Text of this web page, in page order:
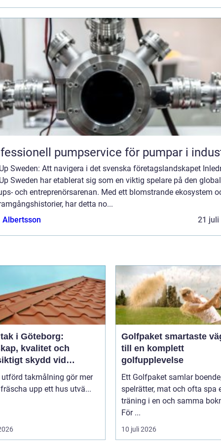
pumpservice för pumpar i
Sweden: Att navigera i det svenska företagslandskapet
Sweden har etablerat sig som en viktig spelare på den
och entreprenörsarenan. Med ett blomstrande ekosystem
har detta no...
Albertsson
21 juli
i Göteborg:
kvalitet och
skydd vid
i Göteborg
utförd takmålning gör mer
upp ett hus utvä...
Golfpaket smartaste vägen
till en komplett
golfupplevelse
Ett Golfpaket samlar
spelrätter, mat och ofta spa
träning i en och samma
För ...
10 juli 2026